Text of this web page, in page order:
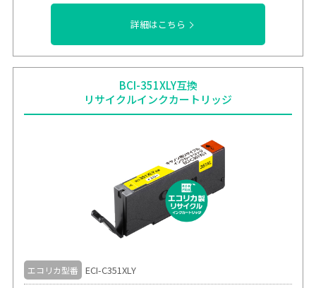
詳細はこちら
BCI-351XLY互換
リサイクルインクカートリッジ
エコリカ型番 ECI-C351XLY